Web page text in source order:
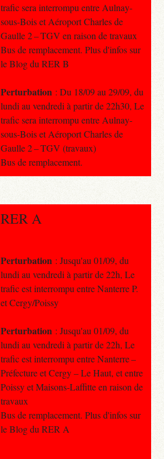
trafic sera interrompu entre Aulnay-
sous-Bois et Aéroport Charles de
Gaulle 2 – TGV en raison de travaux
Bus de remplacement. Plus d'infos sur
le Blog du RER B
Perturbation : Du 18/09 au 29/09, du
lundi au vendredi à partir de 22h30, Le
trafic sera interrompu entre Aulnay-
sous-Bois et Aéroport Charles de
Gaulle 2 – TGV (travaux)
Bus de remplacement.
RER A
Perturbation : Jusqu'au 01/09, du
lundi au vendredi à partir de 22h, Le
trafic est interrompu entre Nanterre P.
et Cergy/Poissy
Perturbation : Jusqu'au 01/09, du
lundi au vendredi à partir de 22h, Le
trafic est interrompu entre Nanterre –
Préfecture et Cergy – Le Haut, et entre
Poissy et Maisons-Laffitte en raison de
travaux
Bus de remplacement. Plus d'infos sur
le Blog du RER A